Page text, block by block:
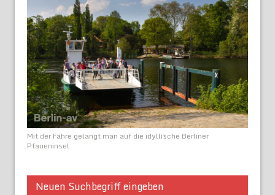
Mit der Fähre gelangt man auf die idyllische Berliner
Pfaueninsel
Neuen Suchbegriff eingeben